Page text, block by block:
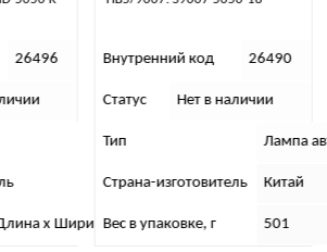
автомобильная
5 x 1
26490
Лампа автомобильная
501
Внутренний код 26437
Статус Нет в наличии
Тип Лампа
Страна-изготовитель Китай
Вес в упаковке, г 501